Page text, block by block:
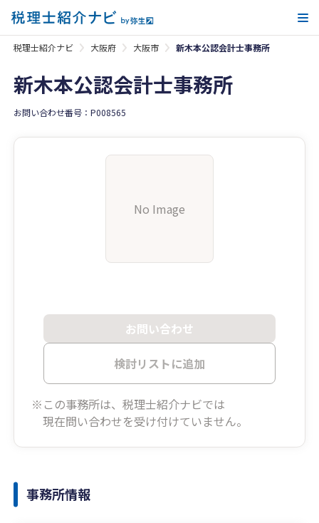
税理士紹介ナビ 大阪府 大阪市 新木本公認会計士事務所
新木本公認会計士事務所
お問い合わせ番号：P008565
No Image
お問い合わせ
検討リストに追加
※この事務所は、税理士紹介ナビでは
現在問い合わせを受け付けていません。
事務所情報